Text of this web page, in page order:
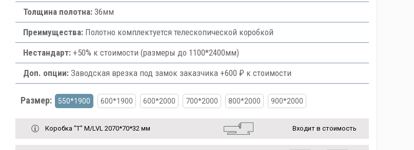
Толщина полотна:36мм
Преимущества:Полотно комплектуется телескопической коробкой
Нестандарт:+50% к стоимости (размеры до 1100*2400мм)
Доп. опции:Заводская врезка под замок заказчика +600 ₽ к стоимости
Размер: 550*1900 600*1900 600*2000 700*2000 800*2000 900*2000
Коробка "Т" M/LVL 2070*70*32 мм Входит в стоимость